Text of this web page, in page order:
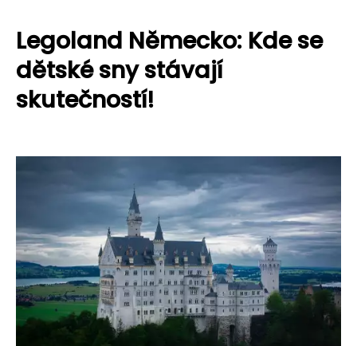
Legoland Německo: Kde se
dětské sny stávají
skutečností!